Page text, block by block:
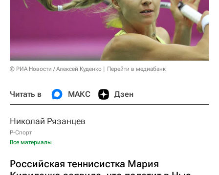
© РИА Новости / Алексей Куденко Перейти в медиабанк
Читать в МАКС Дзен
Николай Рязанцев
Р-Спорт
Все материалы
Российская теннисистка Мария